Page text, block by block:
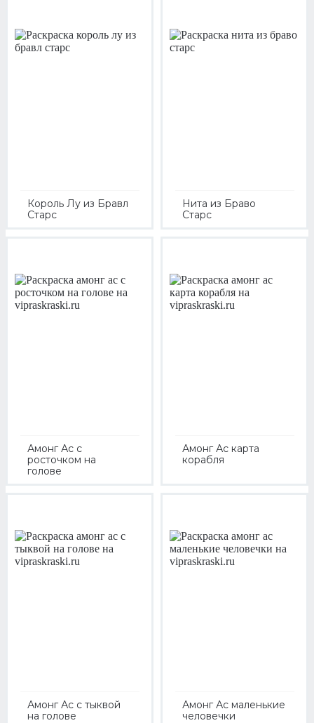
Король Лу из Бравл
Старс
Нита из Браво
Старс
Амонг Ас с
росточком на
голове
Амонг Ас карта
корабля
Амонг Ас с тыквой
на голове
Амонг Ас маленькие
человечки